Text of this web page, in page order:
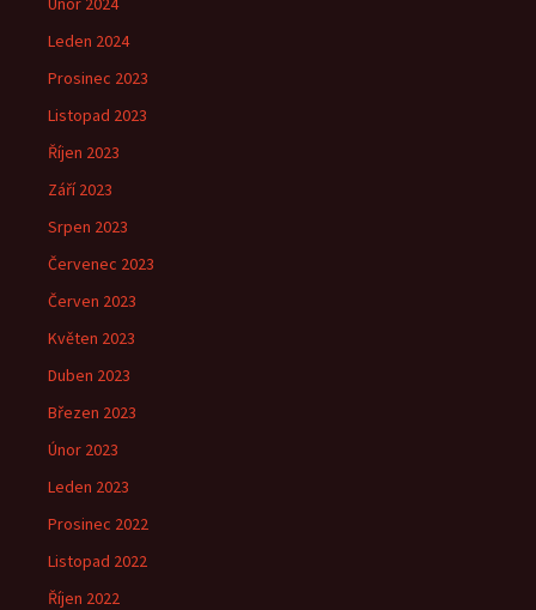
Leden 2024
Prosinec 2023
Listopad 2023
Říjen 2023
Září 2023
Srpen 2023
Červenec 2023
Červen 2023
Květen 2023
Duben 2023
Březen 2023
Únor 2023
Leden 2023
Prosinec 2022
Listopad 2022
Říjen 2022